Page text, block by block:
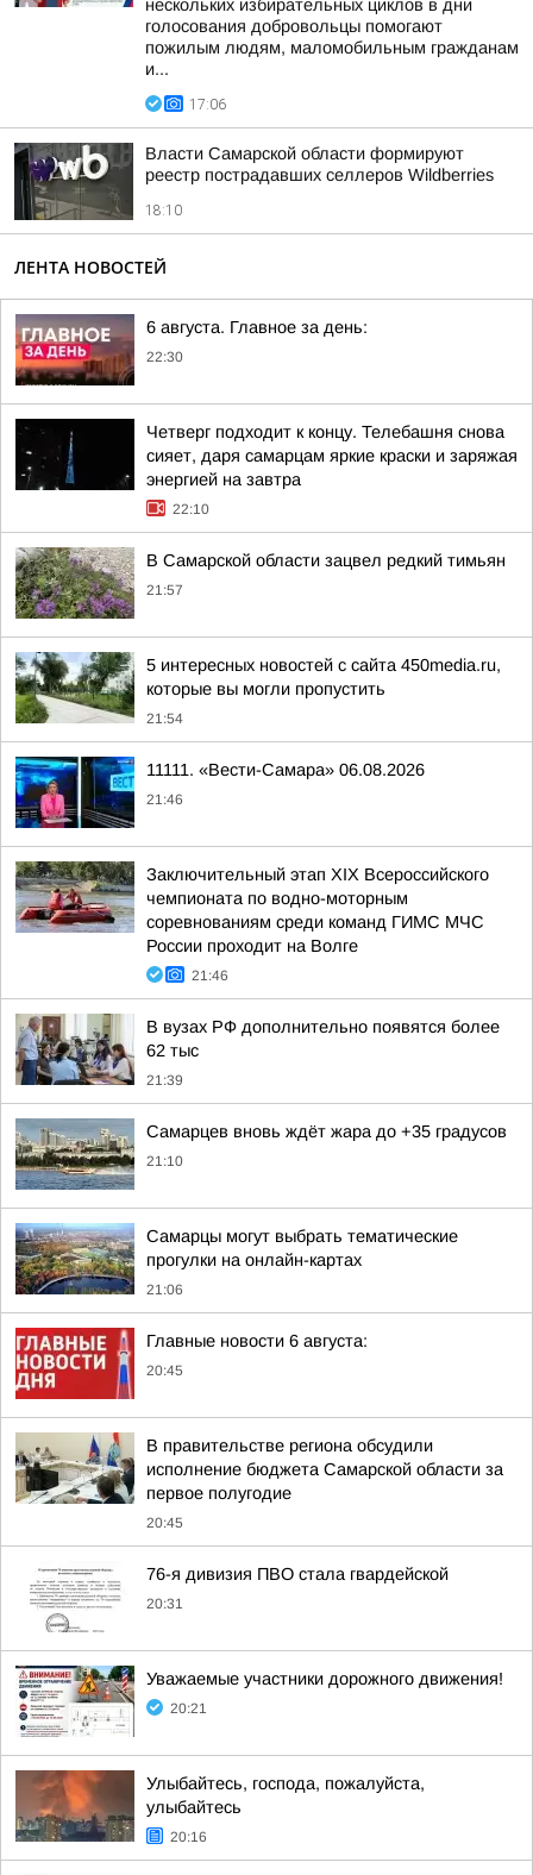
нескольких избирательных циклов в дни
голосования добровольцы помогают
пожилым людям, маломобильным гражданам
и...
17:06
Власти Самарской области формируют
реестр пострадавших селлеров Wildberries
18:10
ЛЕНТА НОВОСТЕЙ
6 августа. Главное за день:
22:30
Четверг подходит к концу. Телебашня снова
сияет, даря самарцам яркие краски и заряжая
энергией на завтра
22:10
В Самарской области зацвел редкий тимьян
21:57
5 интересных новостей с сайта 450media.ru,
которые вы могли пропустить
21:54
11111. «Вести-Самара» 06.08.2026
21:46
Заключительный этап XIХ Всероссийского
чемпионата по водно-моторным
соревнованиям среди команд ГИМС МЧС
России проходит на Волге
21:46
В вузах РФ дополнительно появятся более
62 тыс
21:39
Самарцев вновь ждёт жара до +35 градусов
21:10
Самарцы могут выбрать тематические
прогулки на онлайн-картах
21:06
Главные новости 6 августа:
20:45
В правительстве региона обсудили
исполнение бюджета Самарской области за
первое полугодие
20:45
76-я дивизия ПВО стала гвардейской
20:31
Уважаемые участники дорожного движения!
20:21
Улыбайтесь, господа, пожалуйста,
улыбайтесь
20:16